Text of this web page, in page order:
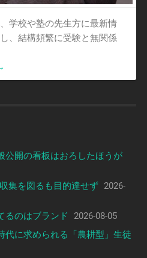
学校や塾の先生方に最新情
、結構頻繁に受験と無関係
公開の看板はおろしたほうが
集を図るも目的達せず 2026-
るのはブランド
2026-08-05
代に求められる「農耕型」生徒